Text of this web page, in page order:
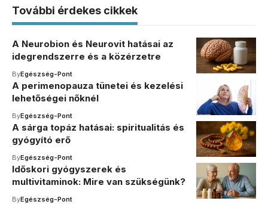
További érdekes cikkek
A Neurobion és Neurovit hatásai az
idegrendszerre és a közérzetre
ByEgészség-Pont
A perimenopauza tünetei és kezelési
lehetőségei nőknél
ByEgészség-Pont
A sárga topáz hatásai: spiritualitás és
gyógyító erő
ByEgészség-Pont
Időskori gyógyszerek és
multivitaminok: Mire van szükségünk?
ByEgészség-Pont